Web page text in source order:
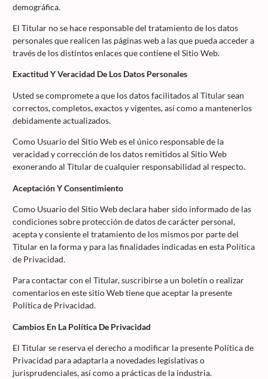
demográfica.
El Titular no se hace responsable del tratamiento de los datos
personales que realicen las páginas web a las que pueda acceder a
través de los distintos enlaces que contiene el Sitio Web.
Exactitud Y Veracidad De Los Datos Personales
Usted se compromete a que los datos facilitados al Titular sean
correctos, completos, exactos y vigentes, así como a mantenerlos
debidamente actualizados.
Como Usuario del Sitio Web es el único responsable de la
veracidad y corrección de los datos remitidos al Sitio Web
exonerando al Titular de cualquier responsabilidad al respecto.
Aceptación Y Consentimiento
Como Usuario del Sitio Web declara haber sido informado de las
condiciones sobre protección de datos de carácter personal,
acepta y consiente el tratamiento de los mismos por parte del
Titular en la forma y para las finalidades indicadas en esta Política
de Privacidad.
Para contactar con el Titular, suscribirse a un boletín o realizar
comentarios en este sitio Web tiene que aceptar la presente
Política de Privacidad.
Cambios En La Política De Privacidad
El Titular se reserva el derecho a modificar la presente Política de
Privacidad para adaptarla a novedades legislativas o
jurisprudenciales, así como a prácticas de la industria.